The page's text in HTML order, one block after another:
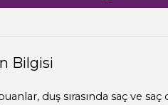
Bilgisi
duş sırasında saç ve